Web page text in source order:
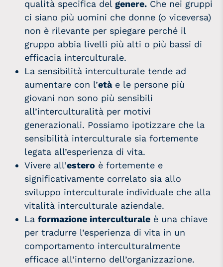
qualità specifica delgenere. Che nei gruppi
ci siano più uomini che donne (o viceversa)
non è rilevante per spiegare perché il
gruppo abbia livelli più alti o più bassi di
efficacia interculturale.
La sensibilità interculturale tende ad
aumentare con l’etàe le persone più
giovani non sono più sensibili
all’interculturalità per motivi
generazionali. Possiamo ipotizzare che la
sensibilità interculturale sia fortemente
legata all’esperienza di vita.
Vivere all’estero è fortemente e
significativamente correlato sia allo
sviluppo interculturale individuale che alla
vitalità interculturale aziendale.
Laformazione interculturale è una chiave
per tradurre l’esperienza di vita in un
comportamento interculturalmente
efficace all’interno dell’organizzazione.